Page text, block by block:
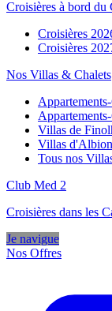
Croisières à bord du
Croisières
Croisières
Nos Villas & Chalets
Villas de
Villas d'Albion
Tous nos
Club Med 2
Croisières dans les
Je navigue
Nos Offres